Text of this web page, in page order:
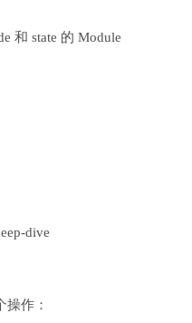
和 state 的 Module
dive
作：